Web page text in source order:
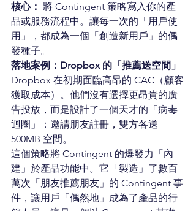
核心： 將 Contingent 策略寫入你的產
品或服務流程中。讓每一次的「用戶使
用」，都成為一個「創造新用戶」的偶
發種子。
落地案例：Dropbox 的「推薦送空間」
Dropbox 在初期面臨高昂的 CAC（顧客
獲取成本）。他們沒有選擇更昂貴的廣
告投放，而是設計了一個天才的「病毒
迴圈」：邀請朋友註冊，雙方各送
500MB 空間。
這個策略將 Contingent 的爆發力「內
建」於產品功能中。它「製造」了數百
萬次「朋友推薦朋友」的 Contingent 事
件，讓用戶「偶然地」成為了產品的行